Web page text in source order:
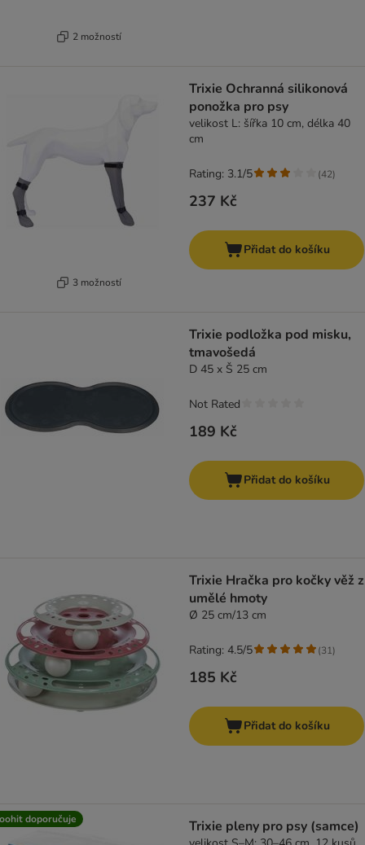
2 možností
3 možností
Trixie Ochranná silikonová
ponožka pro psy
velikost L: šířka 10 cm, délka 40
cm
237 Kč
Rating: 3.1/5 (42)
Přidat do košíku
Trixie podložka pod misku,
tmavošedá
D 45 x Š 25 cm
189 Kč
Not Rated
Přidat do košíku
Trixie Hračka pro kočky věž z
umělé hmoty
Ø 25 cm/13 cm
185 Kč
Rating: 4.5/5 (31)
Přidat do košíku
doporučuje Trixie pleny pro psy (samce)